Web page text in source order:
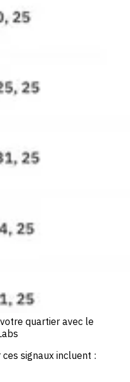
quartier avec le
signaux incluent :